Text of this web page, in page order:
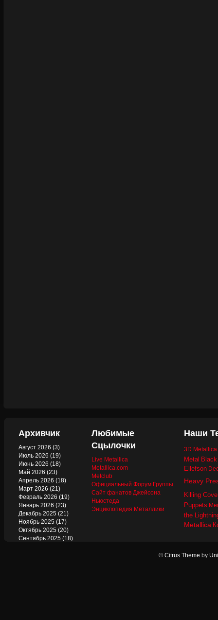
Архивчик
Август 2026 (3)
Июль 2026 (19)
Июнь 2026 (18)
Май 2026 (23)
Апрель 2026 (18)
Март 2026 (21)
Февраль 2026 (19)
Январь 2026 (23)
Декабрь 2025 (21)
Ноябрь 2025 (17)
Октябрь 2025 (20)
Сентябрь 2025 (18)
Любимые
Сцылочки
Live Metallica
Metallica.com
Metclub
Официальный Форум Группы
Сайт фанатов Джейсона
Ньюстеда
Энциклопедия Металлики
Наши
3D
Metal
Ellefson
Heavy
Killing
Puppets
the
Metallica
© Citrus Theme by